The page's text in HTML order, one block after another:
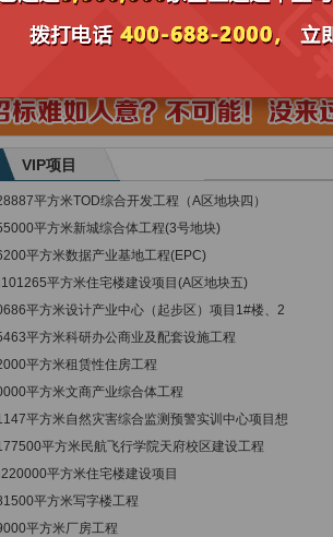
瓣股份有限公司2025年度基础
09月10日
人民政府安靖街道办事处安靖街道
09月08日
新示范园项目（四标段）(第一次
VIP项目
平方米TOD综合开发工程（A区地块四）
平方米新城综合体工程(3号地块)
平方米数据产业基地工程(EPC)
平方米住宅楼建设项目(A区地块五)
平方米设计产业中心（起步区）项目1#楼、2
平方米科研办公商业及配套设施工程
平方米租赁性住房工程
平方米文商产业综合体工程
平方米自然灾害综合监测预警实训中心项目想
平方米民航飞行学院天府校区建设工程
平方米住宅楼建设项目
平方米写字楼工程
平方米厂房工程